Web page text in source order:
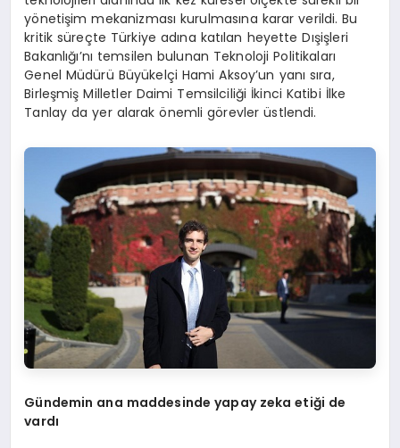
yönetişim mekanizması kurulmasına karar verildi. Bu
kritik süreçte Türkiye adına katılan heyette Dışişleri
Bakanlığı’nı temsilen bulunan Teknoloji Politikaları
Genel Müdürü Büyükelçi Hami Aksoy’un yanı sıra,
Birleşmiş Milletler Daimi Temsilciliği İkinci Katibi İlke
Tanlay da yer alarak önemli görevler üstlendi.
Gündemin ana maddesinde yapay zeka etiği de
vardı